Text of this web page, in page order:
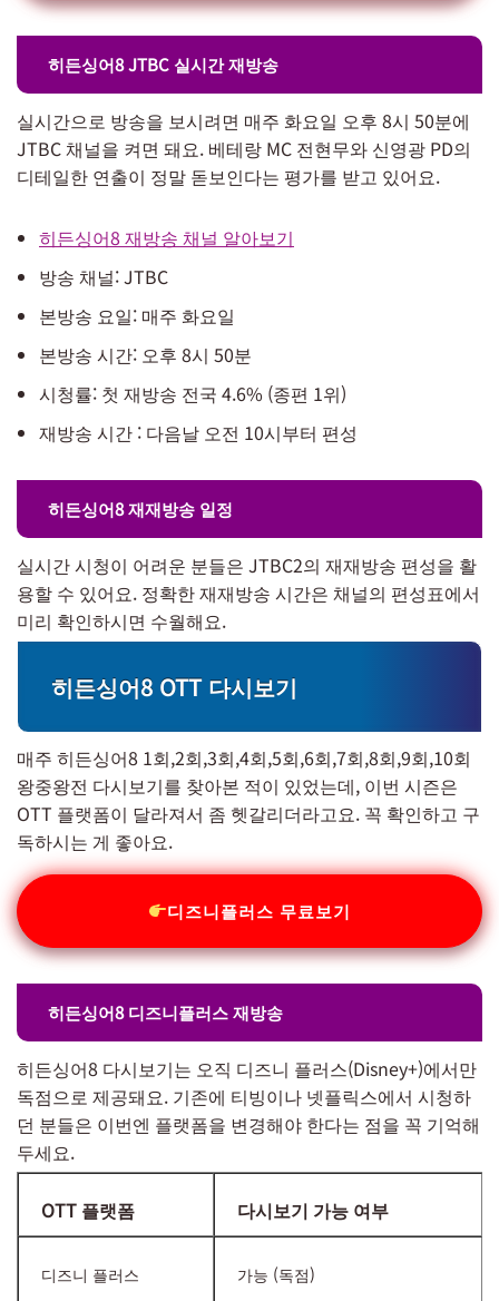
히든싱어8 JTBC 실시간 재방송
실시간으로 방송을 보시려면 매주 화요일 오후 8시 50분에
JTBC 채널을 켜면 돼요. 베테랑 MC 전현무와 신영광 PD의
디테일한 연출이 정말 돋보인다는 평가를 받고 있어요.
히든싱어8 재방송 채널 알아보기
방송 채널: JTBC
본방송 요일: 매주 화요일
본방송 시간: 오후 8시 50분
시청률: 첫 재방송 전국 4.6% (종편 1위)
재방송 시간 : 다음날 오전 10시부터 편성
히든싱어8 재재방송 일정
실시간 시청이 어려운 분들은 JTBC2의 재재방송 편성을 활
용할 수 있어요. 정확한 재재방송 시간은 채널의 편성표에서
미리 확인하시면 수월해요.
히든싱어8 OTT 다시보기
매주 히든싱어8 1회,2회,3회,4회,5회,6회,7회,8회,9회,10회
왕중왕전 다시보기를 찾아본 적이 있었는데, 이번 시즌은
OTT 플랫폼이 달라져서 좀 헷갈리더라고요. 꼭 확인하고 구
독하시는 게 좋아요.
디즈니플러스 무료보기
히든싱어8 디즈니플러스 재방송
히든싱어8 다시보기는 오직 디즈니 플러스(Disney+)에서만
독점으로 제공돼요. 기존에 티빙이나 넷플릭스에서 시청하
던 분들은 이번엔 플랫폼을 변경해야 한다는 점을 꼭 기억해
두세요.
OTT 플랫폼 다시보기 가능 여부
디즈니 플러스 가능 (독점)